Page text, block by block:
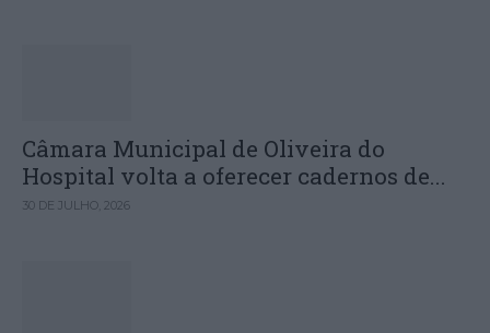
Câmara Municipal de Oliveira do
Hospital volta a oferecer cadernos de...
30 DE JULHO, 2026